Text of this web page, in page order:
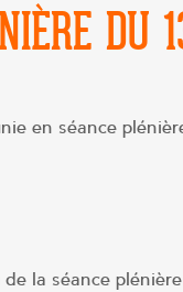
DU
en séance
la séance